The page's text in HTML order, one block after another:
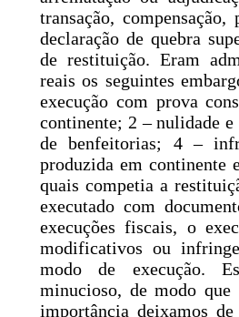
transação,
declaração de quebra
de restituição. Eram
reais os seguintes
execução com prova
continente; 2 – nulidade e
de benfeitorias; 4 –
produzida em continente
quais competia a
executado com
execuções fiscais, o
modificativos ou
modo de execução.
minucioso, de modo que
importância deixamos de